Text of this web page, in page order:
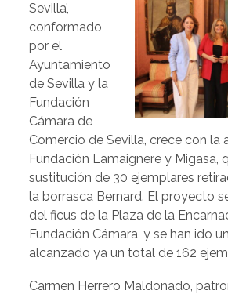
Sevilla’,
conformado
por el
Ayuntamiento
de Sevilla y la
Fundación
Cámara de
Comercio de Sevilla, crece con la
Fundación Lamaignere y Migasa,
sustitución de 30 ejemplares
la borrasca Bernard. El proyecto
del ficus de la Plaza de la
Fundación Cámara, y se han ido
alcanzado ya un total de 162
Carmen Herrero Maldonado,